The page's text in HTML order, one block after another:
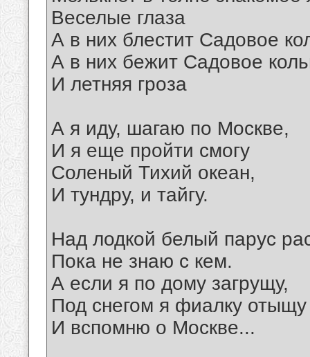
Веселые глаза
А в них блестит Садовое
А в них бежит Садовое
И летняя гроза
А я иду, шагаю по Москве,
И я еще пройти смогу
Соленый Тихий океан,
И тундру, и тайгу.
Над лодкой белый парус
Пока не знаю с кем.
А если я по дому загрущу,
Под снегом я фиалку отыщу
И вспомню о Москве...